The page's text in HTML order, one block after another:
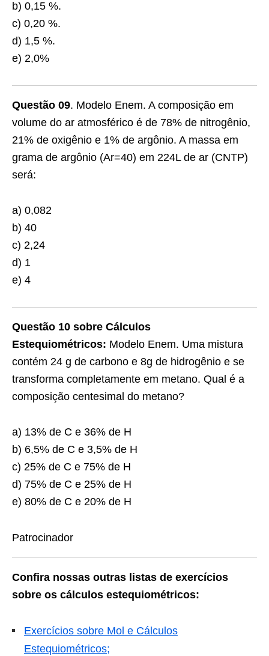
b) 0,15 %.
c) 0,20 %.
d) 1,5 %.
e) 2,0%
Questão 09. Modelo Enem. A composição em
volume do ar atmosférico é de 78% de nitrogênio,
21% de oxigênio e 1% de argônio. A massa em
grama de argônio (Ar=40) em 224L de ar (CNTP)
será:
a) 0,082
b) 40
c) 2,24
d) 1
e) 4
Questão 10 sobre Cálculos
Estequiométricos: Modelo Enem. Uma mistura
contém 24 g de carbono e 8g de hidrogênio e se
transforma completamente em metano. Qual é a
composição centesimal do metano?
a) 13% de C e 36% de H
b) 6,5% de C e 3,5% de H
c) 25% de C e 75% de H
d) 75% de C e 25% de H
e) 80% de C e 20% de H
Patrocinador
Confira nossas outras listas de exercícios
sobre os cálculos estequiométricos:
Exercícios sobre Mol e Cálculos
Estequiométricos;